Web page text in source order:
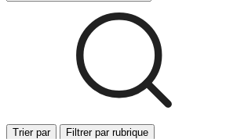
Trier par Filtrer par rubrique